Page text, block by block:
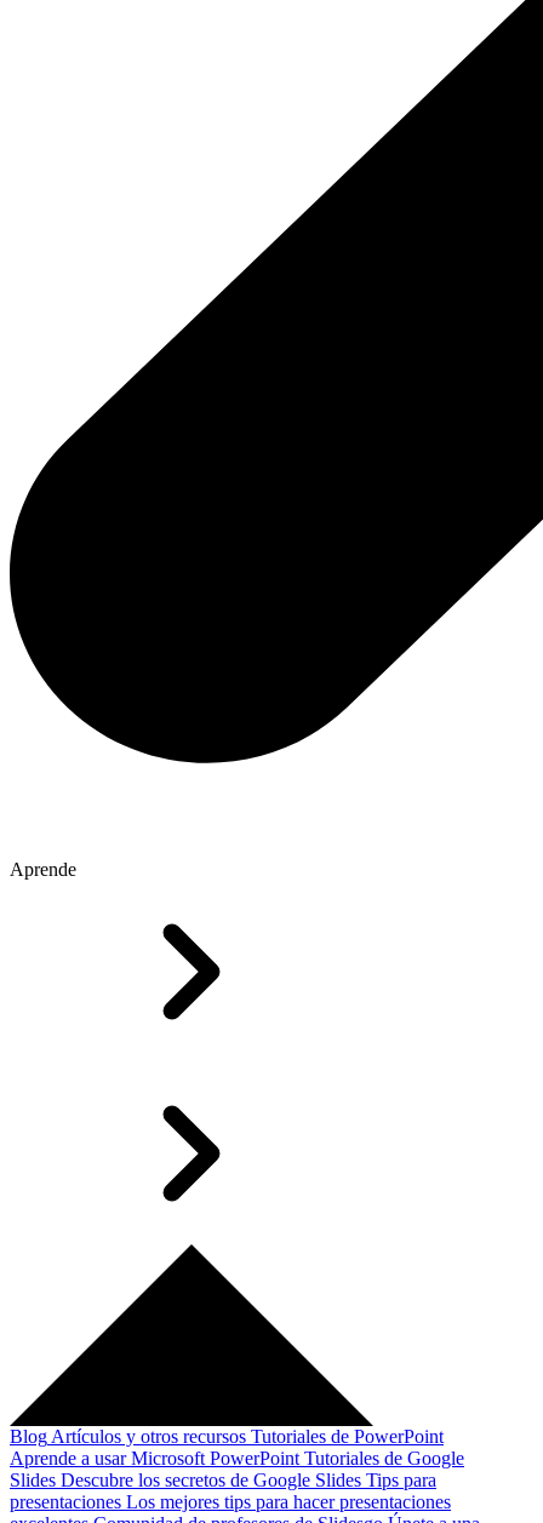
Aprende
Blog Artículos y otros recursos Tutoriales de PowerPoint
Aprende a usar Microsoft PowerPoint Tutoriales de Google
Slides Descubre los secretos de Google Slides Tips para
presentaciones Los mejores tips para hacer presentaciones